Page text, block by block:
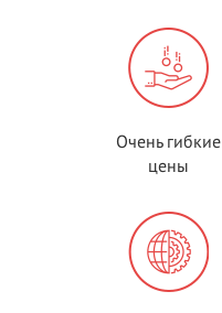
Очень гибкие
цены